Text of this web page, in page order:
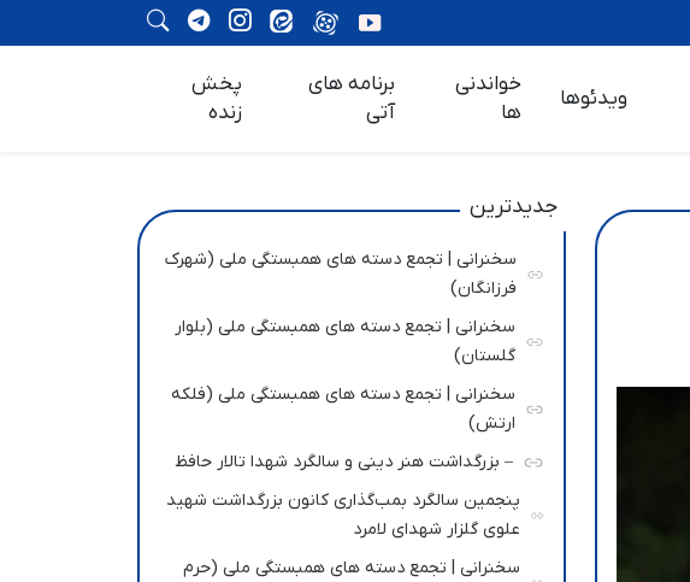
ویدئوها
خواندنی
ها
برنامه های
آتی
پخش
زنده
جدیدترین
سخنرانی | تجمع دسته های همبستگی ملی (شهرک
فرزانگان)
سخنرانی | تجمع دسته های همبستگی ملی (بلوار
گلستان)
سخنرانی | تجمع دسته های همبستگی ملی (فلکه
ارتش)
– بزرگداشت هنر دینی و سالگرد شهدا تالار حافظ
پنجمین سالگرد بمب‌گذاری کانون بزرگداشت شهید
علوی گلزار شهدای لامرد
سخنرانی | تجمع دسته های همبستگی ملی (حرم